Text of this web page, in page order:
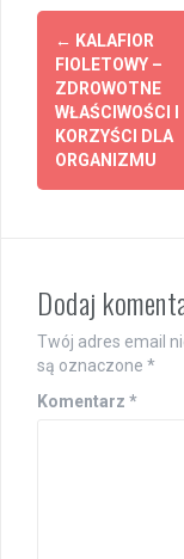
Post
navigation
← KALAFIOR
FIOLETOWY –
ZDROWOTNE
WŁAŚCIWOŚCI I
KORZYŚCI DLA
ORGANIZMU
Dodaj
Twój adres email
są oznaczone *
Komentarz *